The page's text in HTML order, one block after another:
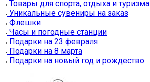
Товары для спорта, отдыха и туризма
Уникальные сувениры на заказ
Флешки
Часы и погодные станции
Подарки на 23 февраля
Подарки на 8 марта
Подарки на новый год и рождество